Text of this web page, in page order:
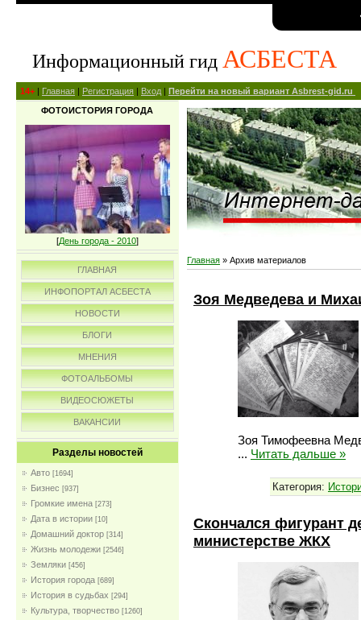
Информационный гид АСБЕСТА
14+ | Главная | Регистрация | Вход | Перейти на новый вариант Asbrest-gid.ru
ФОТОИСТОРИЯ ГОРОДА
[День города - 2010]
ГЛАВНАЯ
ИНФОПОРТАЛ АСБЕСТА
НОВОСТИ
БЛОГИ
МНЕНИЯ
ФОТОАЛЬБОМЫ
ВИДЕОСЮЖЕТЫ
ВАКАНСИИ
Разделы новостей
Авто [1694]
Бизнес [937]
Громкие имена [273]
Дата в истории [10]
Домашний доктор [314]
Жизнь молодежи [2546]
Земляки [456]
История города [689]
История в судьбах [294]
Культура, творчество [1260]
Главная » Архив материалов
Зоя Медведева и
Зоя Тимофеевна
... Читать дальше »
Категория:
Скончался фигурант
министерстве ЖКХ